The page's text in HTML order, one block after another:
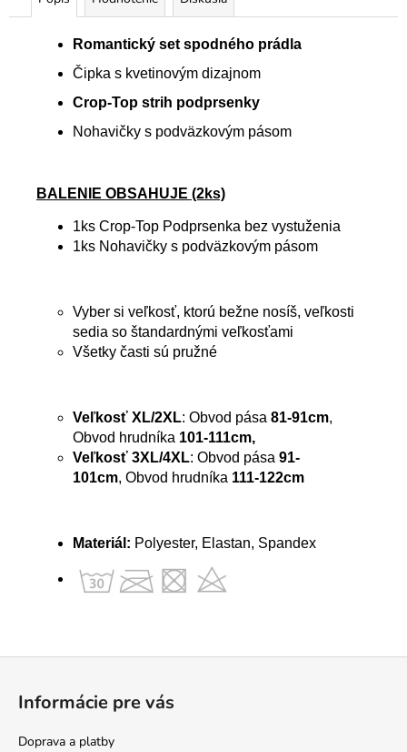
Romantický set spodného prádla
Čipka s kvetinovým dizajnom
Crop-Top strih podprsenky
Nohavičky s podväzkovým pásom
BALENIE OBSAHUJE (2ks)
1ks Crop-Top Podprsenka bez vystuženia
1ks Nohavičky s podväzkovým pásom
Vyber si veľkosť, ktorú bežne nosíš, veľkosti
sedia so štandardnými veľkosťami
Všetky časti sú pružné
Veľkosť XL/2XL: Obvod pása 81-91cm,
Obvod hrudníka 101-111cm,
Veľkosť 3XL/4XL: Obvod pása 91-
101cm, Obvod hrudníka 111-122cm
Materiál: Polyester, Elastan, Spandex
Informácie pre vás
Doprava a platby